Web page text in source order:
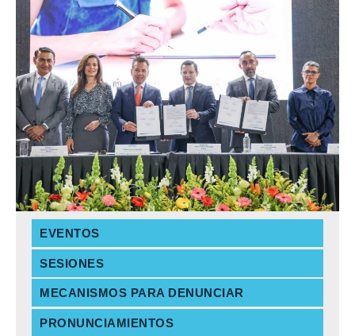
EVENTOS
SESIONES
MECANISMOS PARA DENUNCIAR
PRONUNCIAMIENTOS